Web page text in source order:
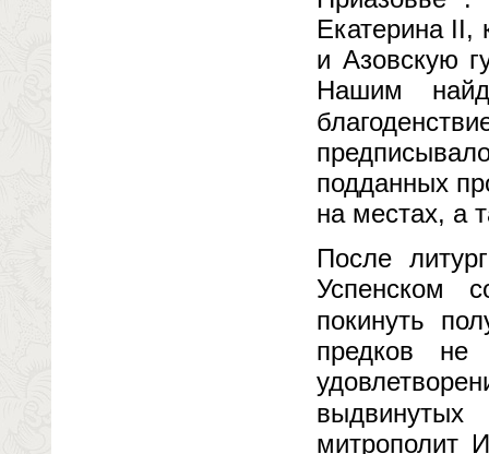
Екатерина II,
и Азовскую
Нашим
подданных
на местах, а
После
Успенском
покинуть
предков не
митрополит